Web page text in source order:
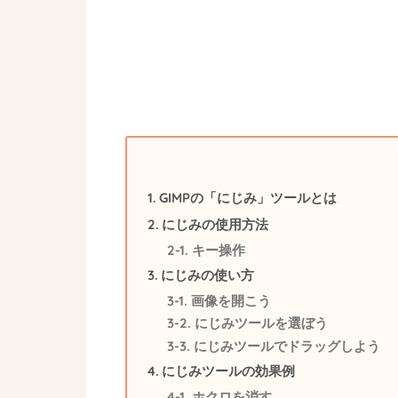
GIMPの「にじみ」ツールとは
にじみの使用方法
キー操作
にじみの使い方
画像を開こう
にじみツールを選ぼう
にじみツールでドラッグしよう
にじみツールの効果例